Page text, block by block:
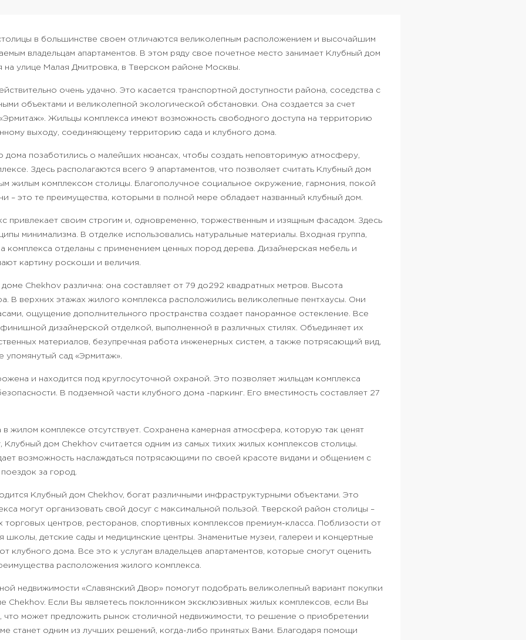
в большинстве своем отличаются великолепным расположением и высочайшим
владельцам апартаментов. В этом ряду свое почетное место занимает Клубный дом
на улице Малая Дмитровка, в Тверском районе Москвы.
очень удачно. Это касается транспортной доступности района, соседства с
объектами и великолепной экологической обстановки. Она создается за счет
Жильцы комплекса имеют возможность свободного доступа на территорию
выходу, соединяющему территорию сада и клубного дома.
дома позаботились о малейших нюансах, чтобы создать неповторимую атмосферу,
Здесь располагаются всего 9 апартаментов, что позволяет считать Клубный дом
жилым комплексом столицы. Благополучное социальное окружение, гармония, покой
– это те преимущества, которыми в полной мере обладает названный клубный дом.
привлекает своим строгим и, одновременно, торжественным и изящным фасадом. Здесь
минимализма. В отделке использовались натуральные материалы. Входная группа,
комплекса отделаны с применением ценных пород дерева. Дизайнерская мебель и
картину роскоши и величия.
Chekhov различна: она составляет от 79 до292 квадратных метров. Высота
В верхних этажах жилого комплекса расположились великолепные пентхаусы. Они
ощущение дополнительного пространства создает панорамное остекление. Все
дизайнерской отделкой, выполненной в различных стилях. Объединяет их
материалов, безупречная работа инженерных систем, а также потрясающий вид,
упомянутый сад «Эрмитаж».
и находится под круглосуточной охраной. Это позволяет жильцам комплекса
В подземной части клубного дома -паркинг. Его вместимость составляет 27
в жилом комплексе отсутствует. Сохранена камерная атмосфера, которую так ценят
Клубный дом Chekhov считается одним из самых тихих жилых комплексов столицы.
возможность наслаждаться потрясающими по своей красоте видами и общением с
за город.
Клубный дом Chekhov, богат различными инфраструктурными объектами. Это
могут организовать свой досуг с максимальной пользой. Тверской район столицы –
центров, ресторанов, спортивных комплексов премиум-класса. Поблизости от
школы, детские сады и медицинские центры. Знаменитые музеи, галереи и концертные
клубного дома. Все это к услугам владельцев апартаментов, которые смогут оценить
расположения жилого комплекса.
недвижимости «Славянский Двор» помогут подобрать великолепный вариант покупки
Chekhov. Если Вы являетесь поклонником эксклюзивных жилых комплексов, если Вы
что может предложить рынок столичной недвижимости, то решение о приобретении
станет одним из лучших решений, когда-либо принятых Вами. Благодаря помощи